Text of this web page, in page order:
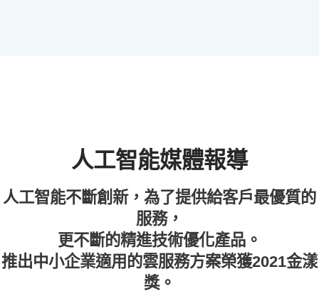
人工智能媒體報導
人工智能不斷創新，為了提供給客戶最優質的
服務，
更不斷的精進技術優化產品。
推出中小企業適用的雲服務方案榮獲2021金漾
獎。